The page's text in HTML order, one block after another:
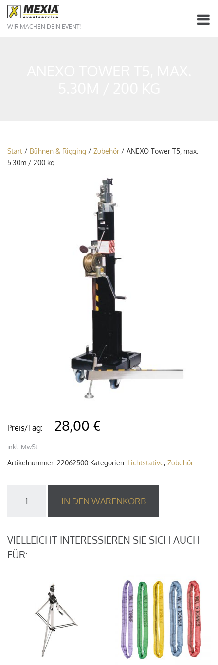
WIR MACHEN DEIN EVENT!
Start / Bühnen & Rigging / Zubehör / ANEXO Tower T5, max.
5.30m / 200 kg
Preis/Tag: 28,00 €
inkl. MwSt.
Artikelnummer: 22062500 Kategorien: Lichtstative, Zubehör
Tower
5.30m
/
200
IN DEN WARENKORB
VIELLEICHT INTERESSIEREN SIE SICH AUCH
FÜR: